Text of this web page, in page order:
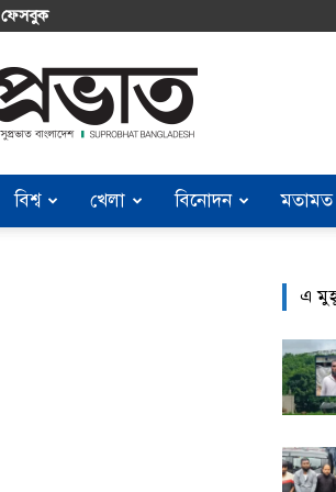
ফেসবুক
Suprobhat
বিশ্ব খেলা বিনোদন মতামত
এ